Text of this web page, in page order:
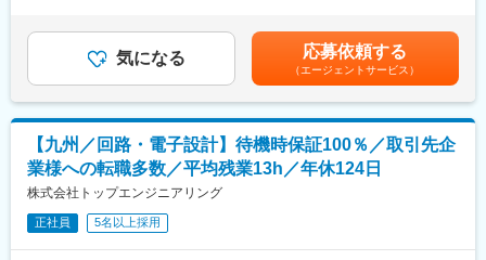
残り、専門性を身に付けながら、発明者としてのキャリアを同時
に実現できるポジションです。
・裁量が大きく意思決定が速い環境であり、かつ若手でも中心メ
ンバーとして活躍可能です。
■キャリアパスについて
設計スペシャリスト、評価・解析エンジニア、プロジェクトリー
ダー、グローバルエンジニアなど、多様なキャリア形成が可能で
す。
※専門性を深めたい方にも、幅広く経験したい方にも適した環境で
■募集職種
・樹脂バルブの製品開発（3D-CAD/2D-CADによる製図、設計検
・半導体装置向け樹脂バルブの製品開発（新製品企画、設計、評
価）
・半導体装置向け樹脂バルブの生産技術（機械、電気、ソフト）
・生産管理におけるDX（社内SE）
■会社の魅力＜グローバルニッチトップ＞
当社は、戦時下の1945年宮崎延岡にて、不足する金属の代わりに
よる）などの支給がございます。賃金はあくまでも目安の金額で
あり、選考を通じて上下する可能性があります。月給(月額)は固定
手当を含めた表記です。
気になる 応募依頼する
（エージェントサービス）
【九州／回路・電子設計】待機時保証100％／取引先企
業様への転職多数／平均残業13h／年休124日
株式会社トップエンジニアリング
正社員 5名以上採用